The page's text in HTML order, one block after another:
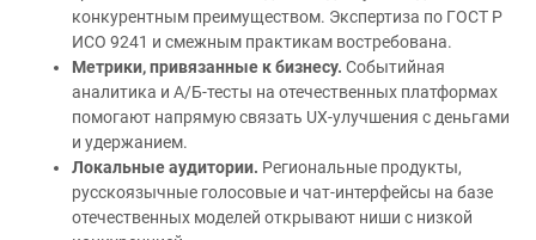
конкурентным преимуществом. Экспертиза по ГОСТ Р
ИСО 9241 и смежным практикам востребована.
Метрики, привязанные к бизнесу. Событийная
аналитика и А/Б‑тесты на отечественных платформах
помогают напрямую связать UX‑улучшения с деньгами
и удержанием.
Локальные аудитории. Региональные продукты,
русскоязычные голосовые и чат‑интерфейсы на базе
отечественных моделей открывают ниши с низкой